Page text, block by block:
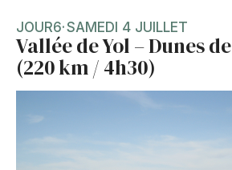
JOUR6·SAMEDI 4 JUILLET
Vallée de Yol – Dunes
(220 km / 4h30)